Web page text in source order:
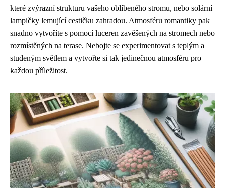
které zvýrazní strukturu vašeho oblíbeného stromu, nebo solární
lampičky lemující cestičku zahradou. Atmosféru romantiky pak
snadno vytvoříte s pomocí luceren zavěšených na stromech nebo
rozmístěných na terase. Nebojte se experimentovat s teplým a
studeným světlem a vytvořte si tak jedinečnou atmosféru pro
každou příležitost.